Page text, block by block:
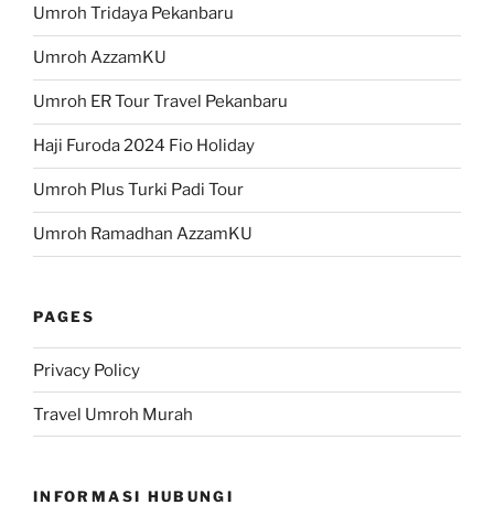
Umroh Tridaya Pekanbaru
Umroh AzzamKU
Umroh ER Tour Travel Pekanbaru
Haji Furoda 2024 Fio Holiday
Umroh Plus Turki Padi Tour
Umroh Ramadhan AzzamKU
PAGES
Privacy Policy
Travel Umroh Murah
INFORMASI HUBUNGI